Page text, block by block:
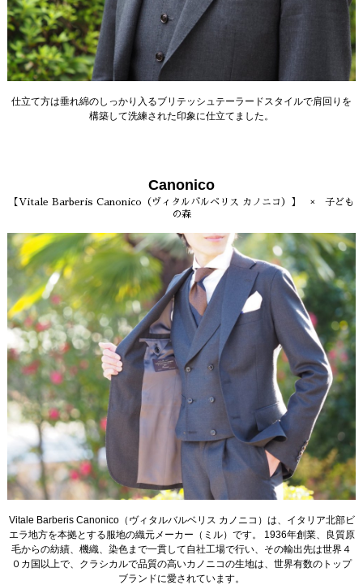
仕立て方は垂れ綿のしっかり入るブリテッシュテーラードスタイルで肩回りを
構築して洗練された印象に仕立てました。
Canonico
【Vitale Barberis Canonico（ヴィタルバルベリス カノニコ）】 × 子ども
の森
Vitale Barberis Canonico（ヴィタルバルベリス カノニコ）は、イタリア北部ビ
エラ地方を本拠とする服地の織元メーカー（ミル）です。 1936年創業、良質原
毛からの紡績、機織、染色まで一貫して自社工場で行い、その輸出先は世界４
０カ国以上で、クラシカルで品質の高いカノニコの生地は、世界有数のトップ
ブランドに愛されています。